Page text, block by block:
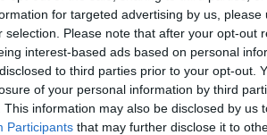
for targeted advertising by us,
selection. Please note that after your opt-out
interest-based ads based on personal
to third parties prior to your opt-out.
of your personal information by third
This information may also be disclosed by us
Participants that may further disclose it to
άλλων οι εκτελεστικοί
και Ρόναλντ Μπερκλ.